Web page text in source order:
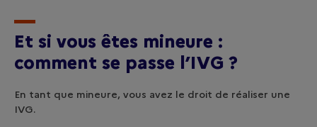
Et si vous êtes mineure :
comment se passe l’IVG ?
En tant que mineure, vous avez le droit de réaliser une
IVG.